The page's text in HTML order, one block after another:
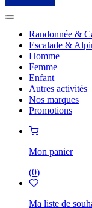
Randonnée &
Escalade &
Homme
Femme
Enfant
Autres activités
Nos marques
Promotions
Mon panier
(0)
Ma liste de